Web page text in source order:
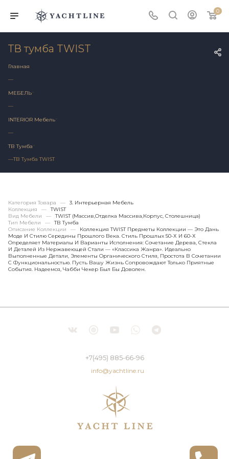
0
ТВ тумба TWIST
Главная
—
МЕБЕЛЬ
—
INTERIOR Мебель
—
ТВ Тумба
—ТВ Тумба TWIST
Категория Товара —
3. Интерьерная Мебель
Коллекция
—
TWIST
Вид Мебели
—
TWIST (массив,отделка Массива,корпус, Столешница)
Тип Мебели
—
ТВ Тумба
Описание Коллекции
—
Коллекция TWIST Предметы Коллекции — Это Дань
Моде И Стилю Середины Прошлого Века. Стиль Прошлых 50-Х И 60-Х
Определяет Материалы И Варианты Исполнения: Сочетание Дерева, Стекла
И Деталей Из Нержавеющей Стали — «классика Жанра». Идеально
Выполненные Детали, Элементы Органического Стиля, Простота В Сочетании
С Функциональностью. Пусть Вашу Жизнь Сопровождают Только Приятные
События. Надеемся, Чабби Чекер Был Бы Доволен.
+7(495) 885-66-96
info@yachtline.ru